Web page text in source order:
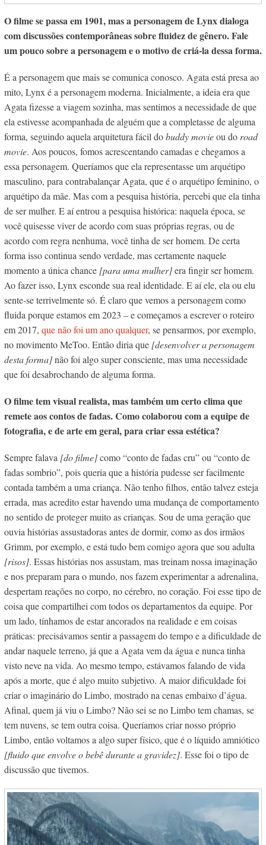
O filme se passa em 1901, mas a personagem de Lynx dialoga
com discussões contemporâneas sobre fluidez de gênero. Fale
um pouco sobre a personagem e o motivo de criá-la dessa forma.
É a personagem que mais se comunica conosco. Agata está presa ao
mito, Lynx é a personagem moderna. Inicialmente, a ideia era que
Agata fizesse a viagem sozinha, mas sentimos a necessidade de que
ela estivesse acompanhada de alguém que a completasse de alguma
forma, seguindo aquela arquitetura fácil dobuddy movieou do road
movie. Aos poucos, fomos acrescentando camadas e chegamos a
essa personagem. Queríamos que ela representasse um arquétipo
masculino, para contrabalançar Agata, que é o arquétipo feminino, o
arquétipo da mãe. Mas com a pesquisa história, percebi que ela tinha
de ser mulher. E aí entrou a pesquisa histórica: naquela época, se
você quisesse viver de acordo com suas próprias regras, ou de
acordo com regra nenhuma, você tinha de ser homem. De certa
forma isso continua sendo verdade, mas certamente naquele
momento a única chance [para uma mulher]era fingir ser homem.
Ao fazer isso, Lynx esconde sua real identidade. E aí ele, ela ou elu
sente-se terrivelmente só. É claro que vemos a personagem como
fluida porque estamos em 2023 – e começamos a escrever o roteiro
em 2017, que não foi um ano qualquer, se pensarmos, por exemplo,
no movimento MeToo. Então diria que [desenvolver a personagem
desta forma]não foi algo super consciente, mas uma necessidade
que foi desabrochando de alguma forma.
O filme tem visual realista, mas também um certo clima que
remete aos contos de fadas. Como colaborou com a equipe de
fotografia, e de arte em geral, para criar essa estética?
Sempre falava [do filme]como “conto de fadas cru” ou “conto de
fadas sombrio”, pois queria que a história pudesse ser facilmente
contada também a uma criança. Não tenho filhos, então talvez esteja
errada, mas acredito estar havendo uma mudança de comportamento
no sentido de proteger muito as crianças. Sou de uma geração que
ouvia histórias assustadoras antes de dormir, como as dos irmãos
Grimm, por exemplo, e está tudo bem comigo agora que sou adulta
[risos]. Essas histórias nos assustam, mas treinam nossa imaginação
e nos preparam para o mundo, nos fazem experimentar a adrenalina,
despertam reações no corpo, no cérebro, no coração. Foi esse tipo de
coisa que compartilhei com todos os departamentos da equipe. Por
um lado, tínhamos de estar ancorados na realidade e em coisas
práticas: precisávamos sentir a passagem do tempo e a dificuldade de
andar naquele terreno, já que a Agata vem da água e nunca tinha
visto neve na vida. Ao mesmo tempo, estávamos falando de vida
após a morte, que é algo muito subjetivo. A maior dificuldade foi
criar o imaginário do Limbo, mostrado na cenas embaixo d’água.
Afinal, quem já viu o Limbo? Não sei se no Limbo tem chamas, se
tem nuvens, se tem outra coisa. Queríamos criar nosso próprio
Limbo, então voltamos a algo super físico, que é o líquido amniótico
[fluido que envolve o bebê durante a gravidez]. Esse foi o tipo de
discussão que tivemos.